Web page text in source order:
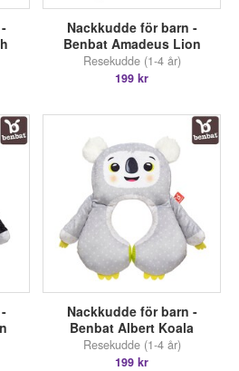
Nackkudde för barn -
Benbat Amadeus Lion
Resekudde (1-4 år)
199 kr
Nackkudde för barn -
Benbat Albert Koala
Resekudde (1-4 år)
199 kr